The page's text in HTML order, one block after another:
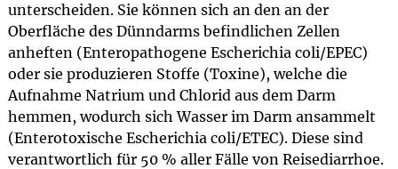
unterscheiden. Sie können sich an den an der
Oberfläche des Dünndarms befindlichen Zellen
anheften (Enteropathogene Escherichia coli/EPEC)
oder sie produzieren Stoffe (Toxine), welche die
Aufnahme Natrium und Chlorid aus dem Darm
hemmen, wodurch sich Wasser im Darm ansammelt
(Enterotoxische Escherichia coli/ETEC). Diese sind
verantwortlich für 50 % aller Fälle von Reisediarrhoe.